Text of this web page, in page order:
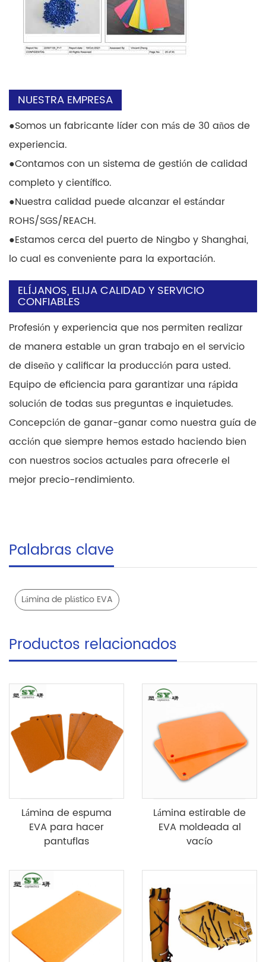
NUESTRA EMPRESA
●Somos un fabricante líder con más de 30 años de
experiencia.
●Contamos con un sistema de gestión de calidad
completo y científico.
●Nuestra calidad puede alcanzar el estándar
ROHS/SGS/REACH.
●Estamos cerca del puerto de Ningbo y Shanghai,
lo cual es conveniente para la exportación.
ELÍJANOS, ELIJA CALIDAD Y SERVICIO
CONFIABLES
Profesión y experiencia que nos permiten realizar
de manera estable un gran trabajo en el servicio
de diseño y calificar la producción para usted.
Equipo de eficiencia para garantizar una rápida
solución de todas sus preguntas e inquietudes.
Concepción de ganar-ganar como nuestra guía de
acción que siempre hemos estado haciendo bien
con nuestros socios actuales para ofrecerle el
mejor precio-rendimiento.
Palabras clave
Lámina de plástico EVA
Productos relacionados
Lámina de espuma
EVA para hacer
pantuflas
Lámina estirable de
EVA moldeada al
vacío